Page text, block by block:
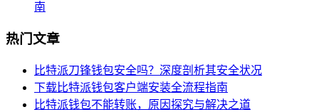
南
热门文章
比特派刀锋钱包安全吗？深度剖析其安全状况
下载比特派钱包客户端安装全流程指南
比特派钱包不能转账，原因探究与解决之道